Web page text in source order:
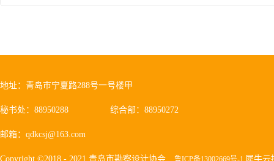
地址：青岛市宁夏路288号一号楼甲
秘书处：88950288 综合部：88950272
邮箱：qdkcsj@163.com
Copyright ©2018 - 2021 青岛市勘察设计协会 鲁ICP备13002669号-1 犀牛云